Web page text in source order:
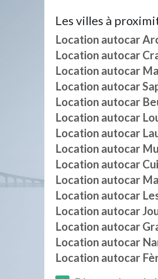
Les villes à
Location autocar
Location autocar
Location autocar
Location autocar
Location autocar
Location autocar
Location autocar
Location autocar
Location autocar
Location autocar
Location autocar
Location autocar
Location autocar
Location autocar
Location autocar